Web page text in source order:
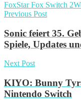
FoxStar Fox Switch 2
Previous Post
Sonic feiert 35.
Spiele, Updates
Next Post
KIYO: Bunny
Nintendo Switch